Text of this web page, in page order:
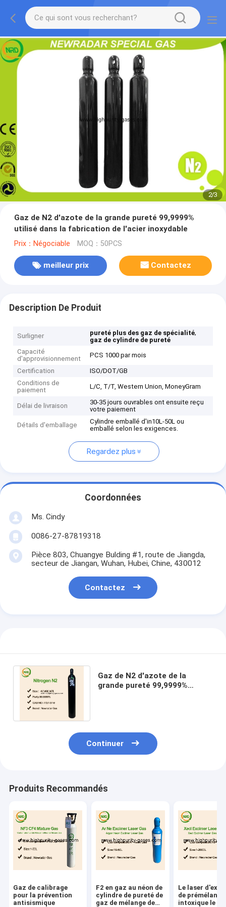
2/3
Gaz de N2 d'azote de la grande pureté 99,9999%
utilisé dans la fabrication de l'acier inoxydable
Prix：Négociable MOQ：50PCS
meilleur prix Contactez
Description De Produit
Surligner pureté plus des gaz de spécialité,
gaz de cylindre de pureté
Capacité
d'approvisionnement
PCS 1000 par mois
Certification
ISO/DOT/GB
Conditions de
paiement
L/C, T/T, Western Union, MoneyGram
Délai de livraison
30-35 jours ouvrables ont ensuite reçu
votre paiement
Détails d'emballage
Cylindre emballé d'in10L-50L ou
emballé selon les exigences.
Regardez plus
Coordonnées
Ms. Cindy
0086-27-87819318
Pièce 803, Chuangye Bulding #1, route de Jiangda,
secteur de Jiangan, Wuhan, Hubei, Chine, 430012
Contactez
Gaz de N2 d'azote de la
grande pureté 99,9999%
Continuer
Produits Recommandés
Gaz de calibrage
pour la prévention
antisismique
F2 en gaz au néon de
cylindre de pureté de
gaz de mélange de
Le laser
de prémélange
intoxique le